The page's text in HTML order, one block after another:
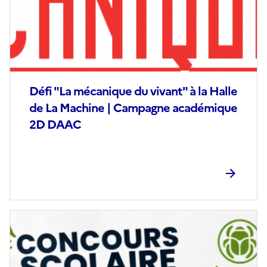
Défi "La mécanique du vivant" à la Halle
de La Machine | Campagne académique
2D DAAC
de
couverture
(conseillée)